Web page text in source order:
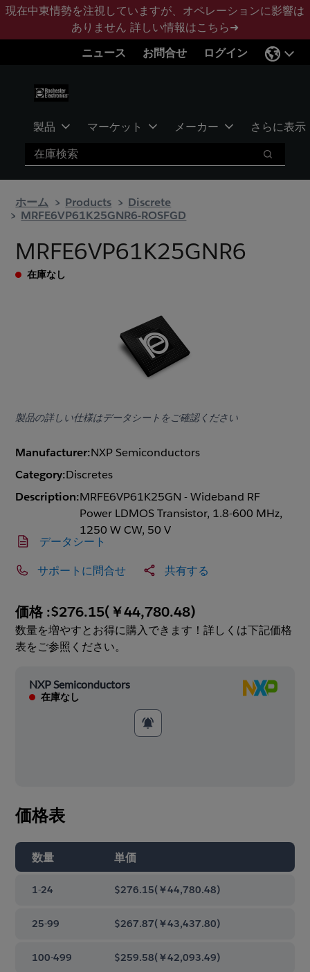
メ
ン
フ
タ
現在中東情勢を注視していますが、オペレーションに影響は
ありません 詳しい情報はこちら➜
ニュース
お問合せ ログイン
製品 マーケット メーカー さらに表示
検索
検索
ホーム Products
Discrete
MRFE6VP61K25GNR6-ROSFGD
MRFE6VP61K25GNR6
在庫なし
製品の詳しい仕様はデータシートをご確認ください
Manufacturer:NXP Semiconductors
Category:Discretes
Description:MRFE6VP61K25GN - Wideband RF
Power LDMOS Transistor, 1.8-600 MHz,
1250 W CW, 50 V
データシート
サポートに問合せ 共有する
価格 :$276.15(￥44,780.48)
数量を増やすとお得に購入できます！詳しくは下記価格
表をご参照ください。
NXP Semiconductors
在庫なし
価格表
数量 単価
1-24 $276.15(￥44,780.48)
25-99 $267.87(￥43,437.80)
100-499 $259.58(￥42,093.49)